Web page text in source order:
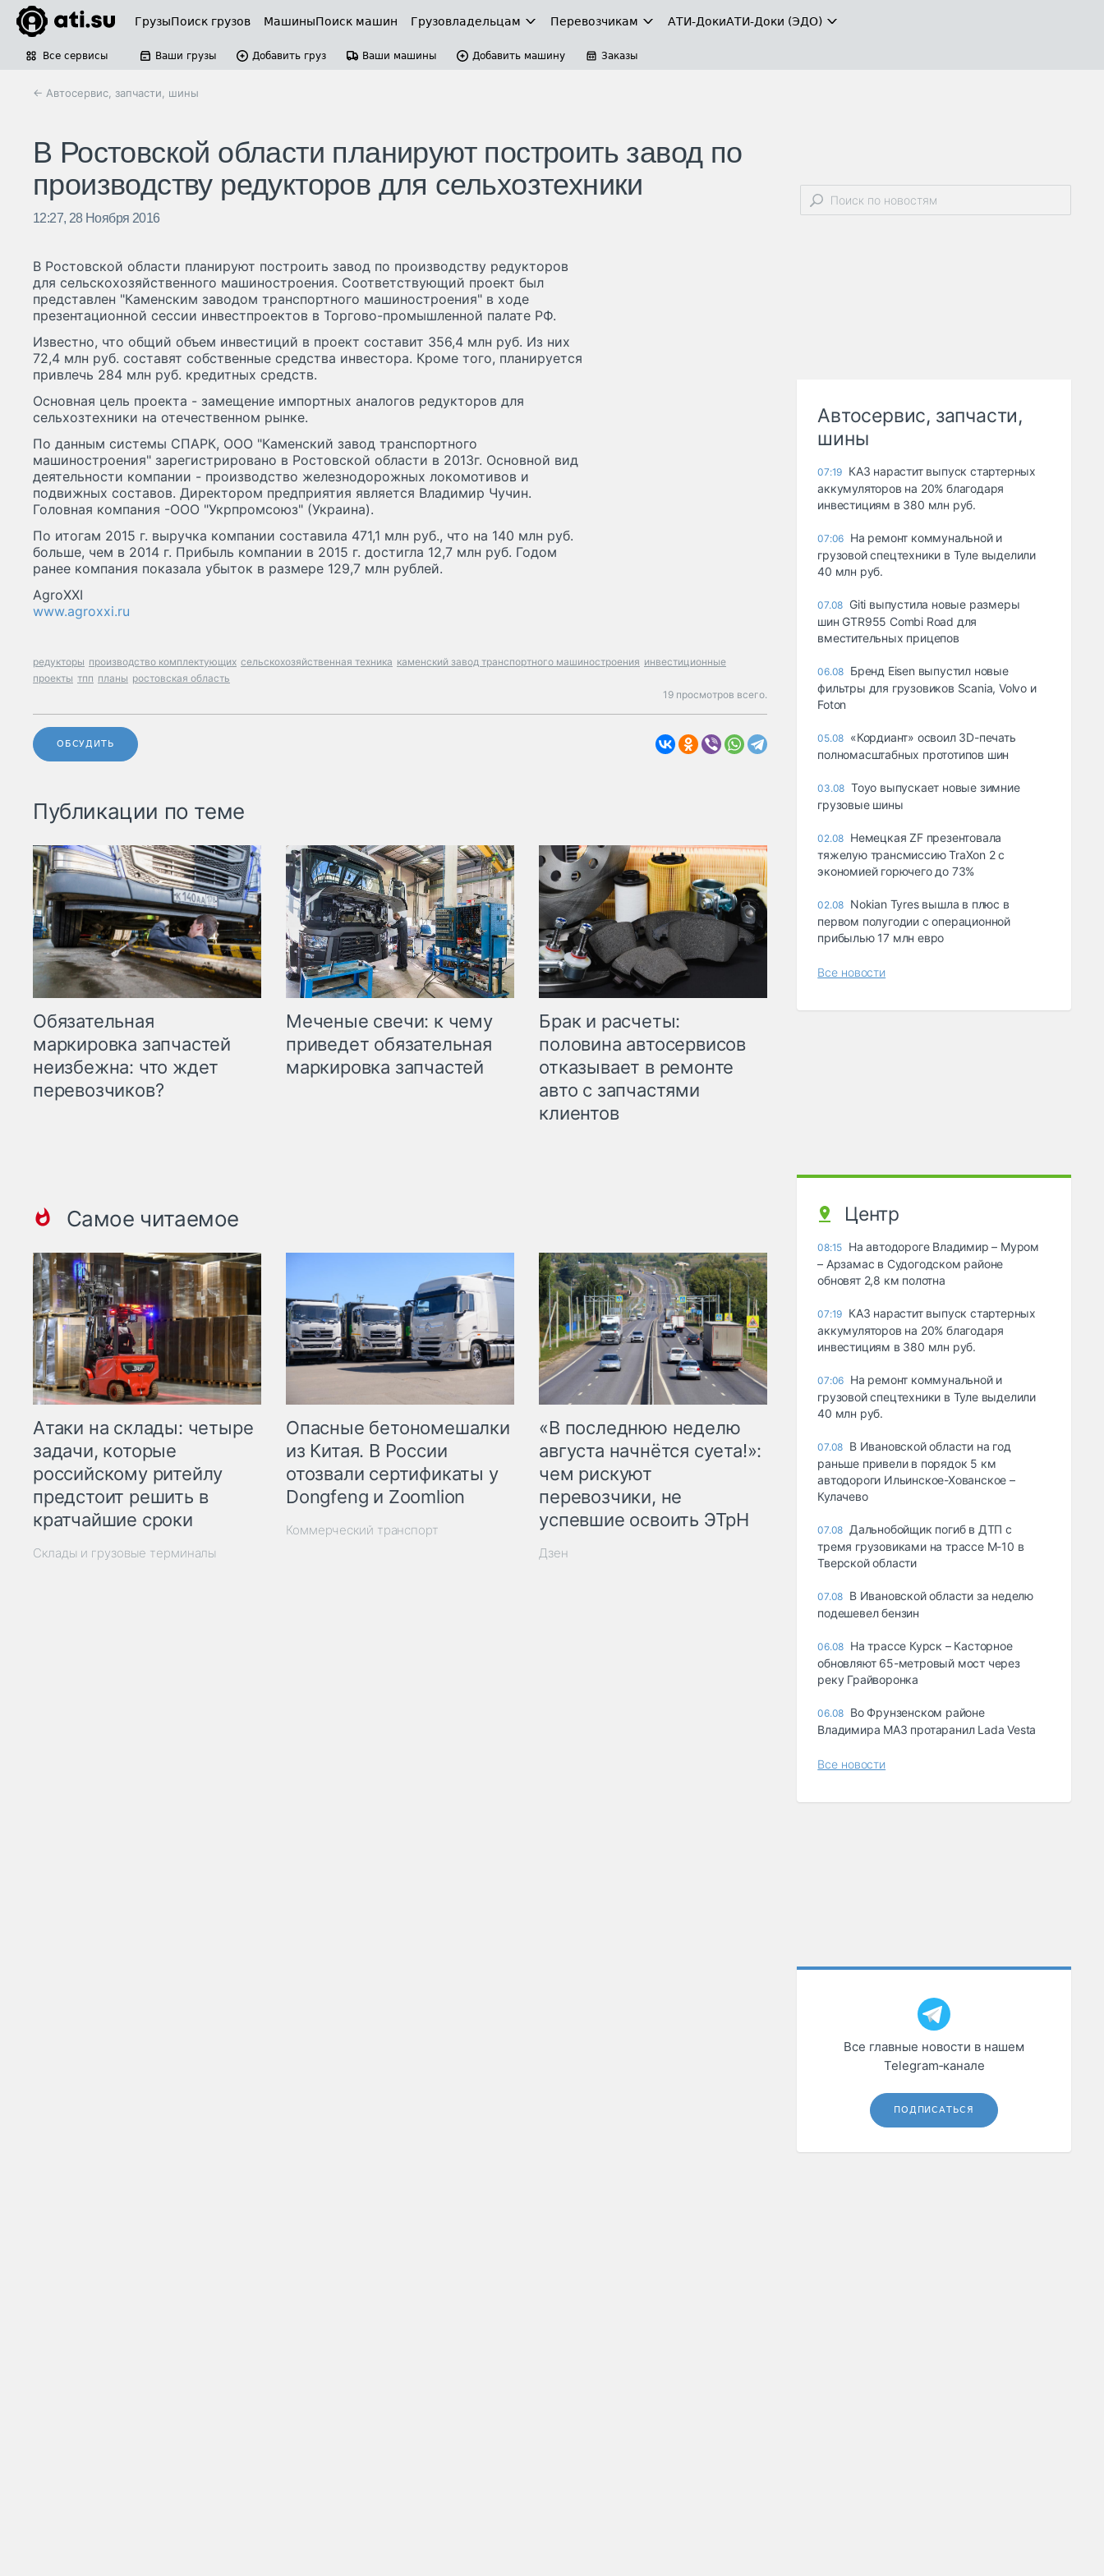
ГрузыПоиск грузов МашиныПоиск машин Грузовладельцам Перевозчикам АТИ-ДокиАТИ-Доки (ЭДО)
Все сервисы Ваши грузы Добавить груз Ваши машины Добавить машину Заказы
← Автосервис, запчасти, шины
В Ростовской области планируют построить завод по
производству редукторов для сельхозтехники
12:27, 28 Ноября 2016
В Ростовской области планируют построить завод по производству редукторов
для сельскохозяйственного машиностроения. Соответствующий проект был
представлен "Каменским заводом транспортного машиностроения" в ходе
презентационной сессии инвестпроектов в Торгово-промышленной палате РФ.
Известно, что общий объем инвестиций в проект составит 356,4 млн руб. Из них
72,4 млн руб. составят собственные средства инвестора. Кроме того, планируется
привлечь 284 млн руб. кредитных средств.
Основная цель проекта - замещение импортных аналогов редукторов для
сельхозтехники на отечественном рынке.
По данным системы СПАРК, ООО "Каменский завод транспортного
машиностроения" зарегистрировано в Ростовской области в 2013г. Основной вид
деятельности компании - производство железнодорожных локомотивов и
подвижных составов. Директором предприятия является Владимир Чучин.
Головная компания -ООО "Укрпромсоюз" (Украина).
По итогам 2015 г. выручка компании составила 471,1 млн руб., что на 140 млн руб.
больше, чем в 2014 г. Прибыль компании в 2015 г. достигла 12,7 млн руб. Годом
ранее компания показала убыток в размере 129,7 млн рублей.
AgroXXI
www.agroxxi.ru
редукторы производство комплектующих сельскохозяйственная техника каменский завод транспортного машиностроения инвестиционные
проекты тпп планы ростовская область
19 просмотров всего.
ОБСУДИТЬ
Публикации по теме
Обязательная
маркировка запчастей
неизбежна: что ждет
перевозчиков?
Меченые свечи: к чему
приведет обязательная
маркировка запчастей
Брак и расчеты:
половина автосервисов
отказывает в ремонте
авто с запчастями
клиентов
Самое читаемое
Атаки на склады: четыре
задачи, которые
российскому ритейлу
предстоит решить в
кратчайшие сроки
Склады и грузовые терминалы
Опасные бетономешалки
из Китая. В России
отозвали сертификаты у
Dongfeng и Zoomlion
Коммерческий транспорт
«В последнюю неделю
августа начнётся суета!»:
чем рискуют
перевозчики, не
успевшие освоить ЭТрН
Дзен
Автосервис, запчасти,
шины
07:19 КАЗ нарастит выпуск стартерных
аккумуляторов на 20% благодаря
инвестициям в 380 млн руб.
07:06 На ремонт коммунальной и
грузовой спецтехники в Туле выделили
40 млн руб.
07.08 Giti выпустила новые размеры
шин GTR955 Combi Road для
вместительных прицепов
06.08 Бренд Eisen выпустил новые
фильтры для грузовиков Scania, Volvo и
Foton
05.08 «Кордиант» освоил 3D-печать
полномасштабных прототипов шин
03.08 Toyo выпускает новые зимние
грузовые шины
02.08 Немецкая ZF презентовала
тяжелую трансмиссию TraXon 2 с
экономией горючего до 73%
02.08 Nokian Tyres вышла в плюс в
первом полугодии с операционной
прибылью 17 млн евро
Все новости
Центр
08:15 На автодороге Владимир – Муром
– Арзамас в Судогодском районе
обновят 2,8 км полотна
07:19 КАЗ нарастит выпуск стартерных
аккумуляторов на 20% благодаря
инвестициям в 380 млн руб.
07:06 На ремонт коммунальной и
грузовой спецтехники в Туле выделили
40 млн руб.
07.08 В Ивановской области на год
раньше привели в порядок 5 км
автодороги Ильинское-Хованское –
Кулачево
07.08 Дальнобойщик погиб в ДТП с
тремя грузовиками на трассе М-10 в
Тверской области
07.08 В Ивановской области за неделю
подешевел бензин
06.08 На трассе Курск – Касторное
обновляют 65-метровый мост через
реку Грайворонка
06.08 Во Фрунзенском районе
Владимира МАЗ протаранил Lada Vesta
Все новости
Все главные новости в нашем
Telegram‑канале
ПОДПИСАТЬСЯ